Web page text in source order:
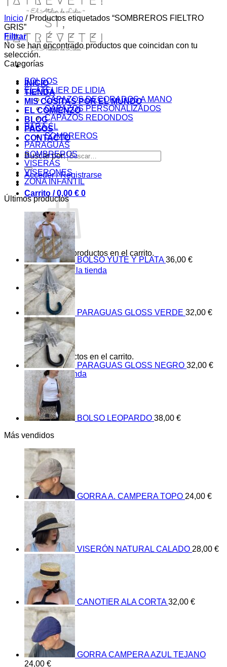
INICIO
TIENDA
MIS COSITAS POR EL MUNDO
EL COMIENZO
BLOG
PAGOS
CONTACTO
Buscar por:
Acceder / Registrarse
Carrito /0,00 € 0
No hay productos en el carrito.
Volver a la tienda
0
Carrito
No hay productos en el carrito.
Volver a la tienda
Inicio /Productos etiquetados “SOMBREROS FIELTRO
GRIS”
Filtrar
No se han encontrado productos que coincidan con tu
selección.
Categorías
BOLSOS
EL ATELIER DE LIDIA
CAPAZOS DECORADOS A MANO
CAPAZOS PERSONALIZADOS
CAPAZOS REDONDOS
PARA ÉL
SOMBREROS
PARAGUAS
SOMBREROS
VISERAS
VISERONES
ZONA INFANTIL
Últimos productos
BOLSO YUTE Y PLATA 36,00 €
PARAGUAS GLOSS VERDE 32,00 €
PARAGUAS GLOSS NEGRO 32,00 €
BOLSO LEOPARDO 38,00 €
Más vendidos
GORRA A. CAMPERA TOPO 24,00 €
VISERÓN NATURAL CALADO 28,00 €
CANOTIER ALA CORTA 32,00 €
GORRA CAMPERA AZUL TEJANO
24,00 €